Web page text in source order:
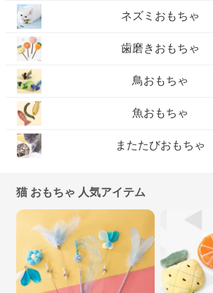
ネズミおもちゃ
歯磨きおもちゃ
鳥おもちゃ
魚おもちゃ
またたびおもちゃ
猫 おもちゃ 人気アイテム